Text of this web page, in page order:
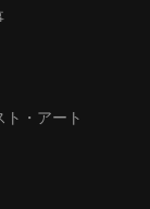
ト・アート